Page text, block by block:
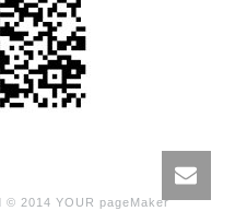
2014 YOUR pageMaker